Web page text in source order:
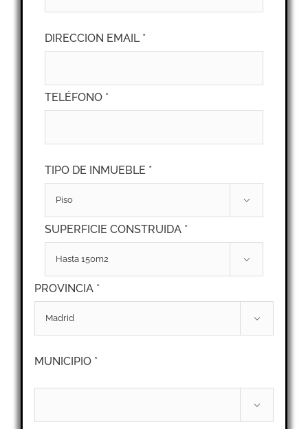
DIRECCION EMAIL *
TELÉFONO *
TIPO DE INMUEBLE *

SUPERFICIE CONSTRUIDA *

PROVINCIA *

MUNICIPIO *
